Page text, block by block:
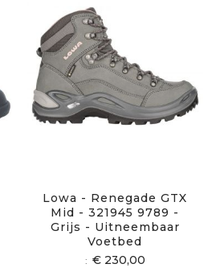
Lowa - Renegade GTX
Mid - 321945 9789 -
Grijs - Uitneembaar
Voetbed
€ 230,00